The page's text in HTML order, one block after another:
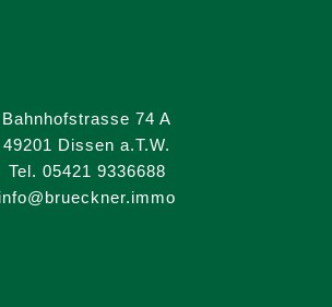
Bahnhofstrasse 74 A
49201 Dissen a.T.W.
Tel. 05421 9336688
info@brueckner.immo